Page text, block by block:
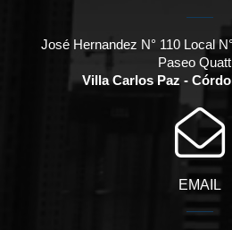
José Hernandez N° 110 Local
Paseo
Villa Carlos Paz -
EMAIL